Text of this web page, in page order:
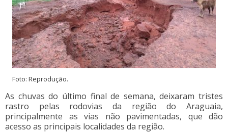
Foto: Reprodução.
As chuvas do último final de semana, deixaram tristes
rastro pelas rodovias da região do Araguaia,
principalmente as vias não pavimentadas, que dão
acesso as principais localidades da região.